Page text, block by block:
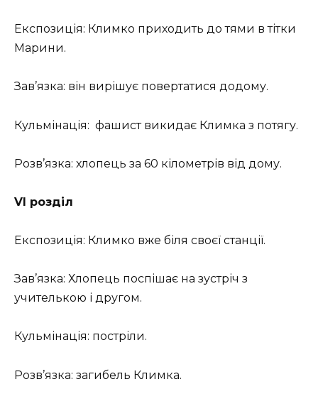
Експозиція: Климко приходить до тями в тітки
Марини.
Зав’язка: він вирішує повертатися додому.
Кульмінація: фашист викидає Климка з потягу.
Розв’язка: хлопець за 60 кілометрів від дому.
VІ розділ
Експозиція: Климко вже біля своєї станції.
Зав’язка: Хлопець поспішає на зустріч з
учителькою і другом.
Кульмінація: постріли.
Розв’язка: загибель Климка.